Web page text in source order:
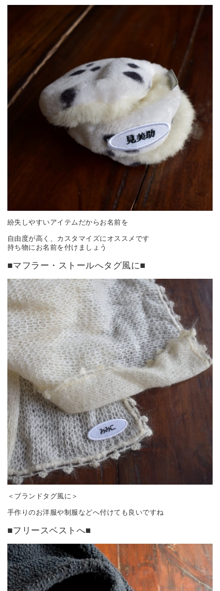
紛失しやすいアイテムだからお名前を
自由度が高く、カスタマイズにオススメです
持ち物にお名前を付けましょう
■マフラー・ストールへタグ風に■
＜ブランドタグ風に＞
手作りのお洋服や制服などへ付けても良いですね
■フリースベストへ■